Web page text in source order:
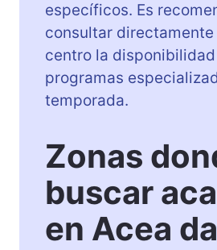
específicos. Es
consultar
centro la
programas
temporada.
Zonas
buscar
en Acea